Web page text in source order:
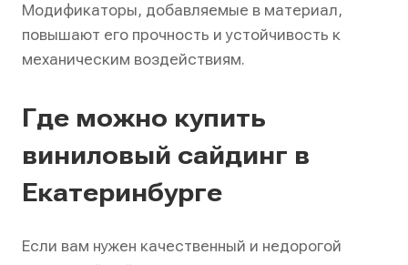
Модификаторы, добавляемые в материал,
повышают его прочность и устойчивость к
механическим воздействиям.
Где можно купить
виниловый сайдинг в
Екатеринбурге
Если вам нужен качественный и недорогой